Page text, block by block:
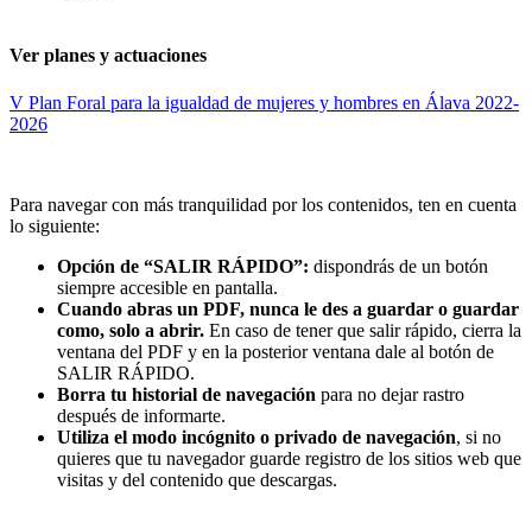
Ver planes y actuaciones
V Plan Foral para la igualdad de mujeres y hombres en Álava 2022-
2026
Para navegar con más tranquilidad por los contenidos, ten en cuenta
lo siguiente:
Opción de “SALIR RÁPIDO”: dispondrás de un botón
siempre accesible en pantalla.
Cuando abras un PDF, nunca le des a guardar o guardar
como, solo a abrir. En caso de tener que salir rápido, cierra la
ventana del PDF y en la posterior ventana dale al botón de
SALIR RÁPIDO.
Borra tu historial de navegación para no dejar rastro
después de informarte.
Utiliza el modo incógnito o privado de navegación, si no
quieres que tu navegador guarde registro de los sitios web que
visitas y del contenido que descargas.